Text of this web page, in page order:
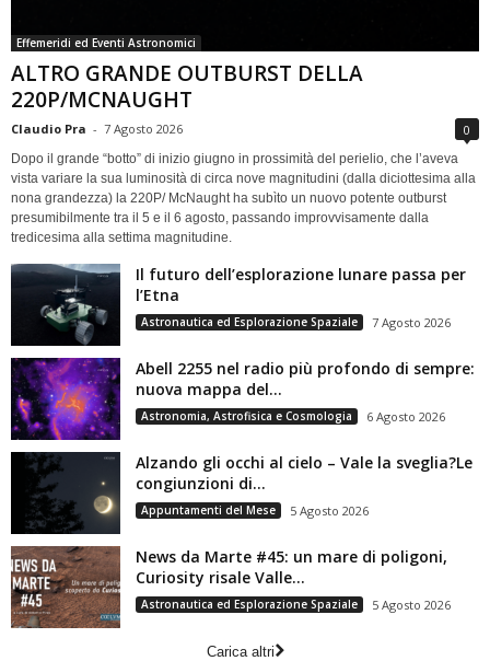
Effemeridi ed Eventi Astronomici
ALTRO GRANDE OUTBURST DELLA
220P/MCNAUGHT
Claudio Pra - 7 Agosto 2026 0
Dopo il grande “botto” di inizio giugno in prossimità del perielio, che l’aveva
vista variare la sua luminosità di circa nove magnitudini (dalla diciottesima alla
nona grandezza) la 220P/ McNaught ha subìto un nuovo potente outburst
presumibilmente tra il 5 e il 6 agosto, passando improvvisamente dalla
tredicesima alla settima magnitudine.
Il futuro dell’esplorazione lunare passa per
l’Etna
Astronautica ed Esplorazione Spaziale 7 Agosto 2026
Abell 2255 nel radio più profondo di sempre:
nuova mappa del...
Astronomia, Astrofisica e Cosmologia 6 Agosto 2026
Alzando gli occhi al cielo – Vale la sveglia?Le
congiunzioni di...
Appuntamenti del Mese 5 Agosto 2026
News da Marte #45: un mare di poligoni,
Curiosity risale Valle...
Astronautica ed Esplorazione Spaziale 5 Agosto 2026
Carica altri